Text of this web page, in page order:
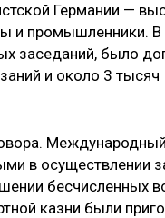
Германии —
и промышленники. В
заседаний, было
и около 3 тысяч
Международный
в осуществлении
бесчисленных
казни были